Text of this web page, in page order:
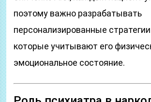
поэтому важно разрабатывать
персонализированные
которые учитывают его
эмоциональное состояние.